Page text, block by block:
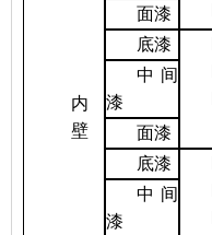
内
壁
面漆
底漆
中间
漆
面漆
底漆
中间
漆